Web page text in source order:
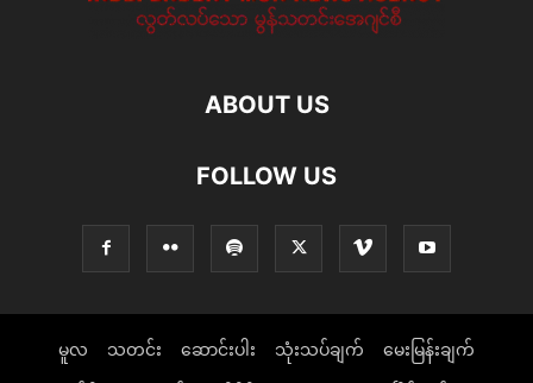
ABOUT US
FOLLOW US
မူလ သတင်း ဆောင်းပါး သုံးသပ်ချက် မေးမြန်းချက်